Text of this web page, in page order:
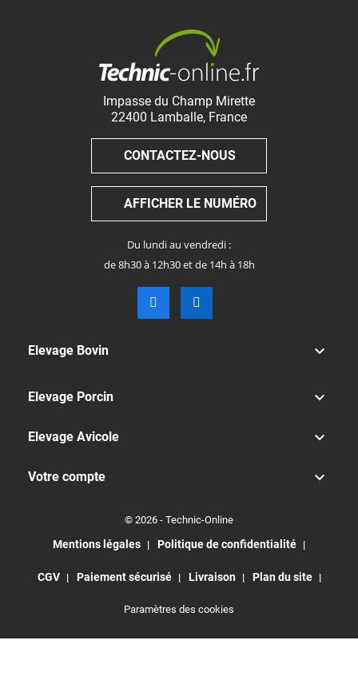
Impasse du Champ Mirette
22400 Lamballe, France
CONTACTEZ-NOUS
AFFICHER LE NUMÉRO
Du lundi au vendredi :
de 8h30 à 12h30 et de 14h à 18h
Elevage Bovin 
Elevage Porcin 
Elevage Avicole 
Votre compte 
© 2026 - Technic-Online
Mentions légales Politique de confidentialité
CGV Paiement sécurisé Livraison Plan du site
Paramètres des cookies